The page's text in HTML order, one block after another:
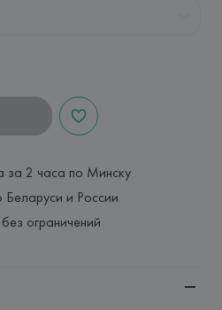
за 2 часа по Минску
Беларуси и России
ограничений